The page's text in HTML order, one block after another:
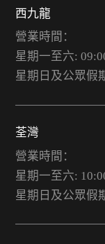
西九龍
營業時間：
星期一至六:
星期日及公眾假
荃灣
營業時間：
星期一至六:
星期日及公眾假